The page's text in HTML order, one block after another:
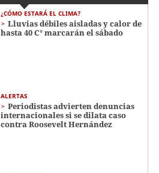
¿CÓMO ESTARÁ EL CLIMA?
Lluvias débiles aisladas y calor de
hasta 40 C° marcarán el sábado
ALERTAS
Periodistas advierten denuncias
internacionales si se dilata caso
contra Roosevelt Hernández